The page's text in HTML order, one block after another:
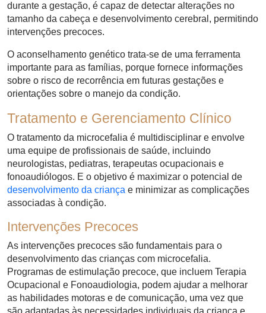
durante a gestação, é capaz de detectar alterações no
tamanho da cabeça e desenvolvimento cerebral, permitindo
intervenções precoces.
O aconselhamento genético trata-se de uma ferramenta
importante para as famílias, porque fornece informações
sobre o risco de recorrência em futuras gestações e
orientações sobre o manejo da condição.
Tratamento e Gerenciamento Clínico
O tratamento da microcefalia é multidisciplinar e envolve
uma equipe de profissionais de saúde, incluindo
neurologistas, pediatras, terapeutas ocupacionais e
fonoaudiólogos. E o objetivo é maximizar o potencial de
desenvolvimento da criança e minimizar as complicações
associadas à condição.
Intervenções Precoces
As intervenções precoces são fundamentais para o
desenvolvimento das crianças com microcefalia.
Programas de estimulação precoce, que incluem Terapia
Ocupacional e Fonoaudiologia, podem ajudar a melhorar
as habilidades motoras e de comunicação, uma vez que
são adaptadas às necessidades individuais da criança e